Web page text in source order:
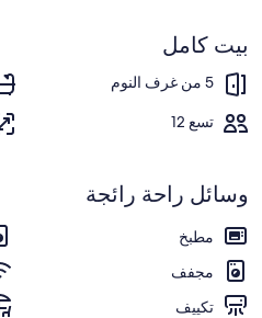
Stadium
بيت كامل
5 من غرف النوم
تسع 12
وسائل راحة رائجة
مطبخ
مجفف
تكييف